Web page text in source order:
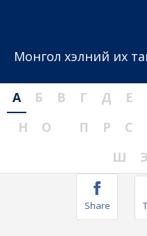
Монгол хэлний их
А Б В Г Д Е
Н
О П Р С
Ш
Э
Share